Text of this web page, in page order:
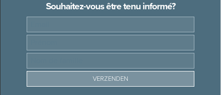
Souhaitez-vous être tenu informé?